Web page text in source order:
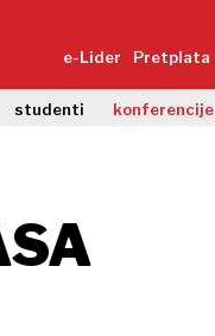
e-Lider Pretplata
studenti konferencije